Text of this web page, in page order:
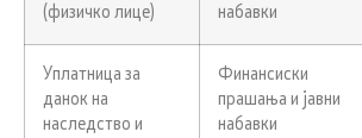
(физичко лице)
набавки
Уплатница за
данок на
наследство и
Финансиски
прашања и јавни
набавки